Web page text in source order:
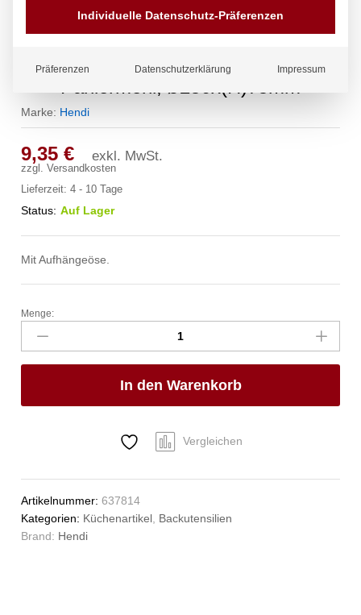
Backsieb, rund, HENDI, für
Marke: Hendi
9,35€ exkl. MwSt.
zzgl.Versandkosten
Lieferzeit:4 - 10 Tage
Status: Auf Lager
Mit Aufhängeöse.
Backsieb,
rund,
HENDI,
für
ø250x(H)75mm
Menge:
In den Warenkorb
Vergleichen
Artikelnummer:637814
Kategorien: Küchenartikel Backutensilien
Brand: Hendi
Individuelle Datenschutz-Präferenzen
Präferenzen Datenschutzerklärung Impressum